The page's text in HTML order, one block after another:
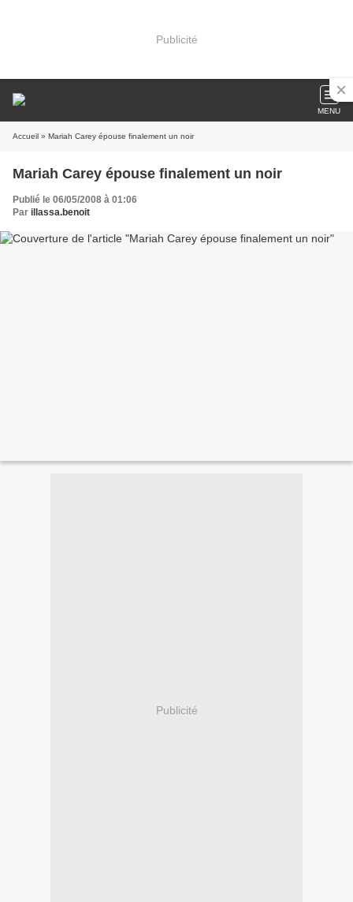
Publicité
MENU
Accueil » Mariah Carey épouse finalement un noir
Mariah Carey épouse finalement un noir
Publié le 06/05/2008 à 01:06
Par illassa.benoit
Publicité